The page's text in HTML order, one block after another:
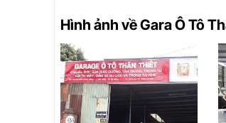
Hình ảnh về Gara Ô Tô